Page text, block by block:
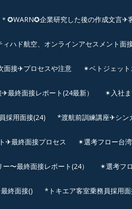
＊✪WARN✪企業研究した後の作成文言✈
ハド航空、オンラインアセスメント面
面接✈プロセスや注意 ✴︎ベトジェッ
最終面接レポート(24最新） ✴︎入社
採用面接(24) *渡航前訓練講座✈シン
✈最終面接プロセス ✴︎選考フロー台
〜最終面接レポート(24） ✴︎選考フ
終面接() *トキエア客室乗務員採用